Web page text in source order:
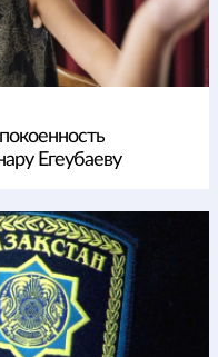
Егеубаеву